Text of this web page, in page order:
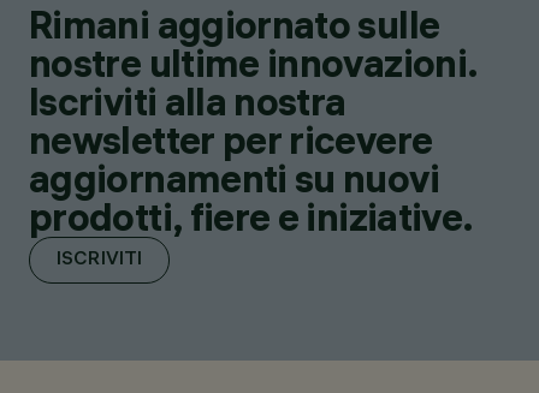
Rimani aggiornato sulle
nostre ultime innovazioni.
Iscriviti alla nostra
newsletter per ricevere
aggiornamenti su nuovi
prodotti, fiere e iniziative.
ISCRIVITI